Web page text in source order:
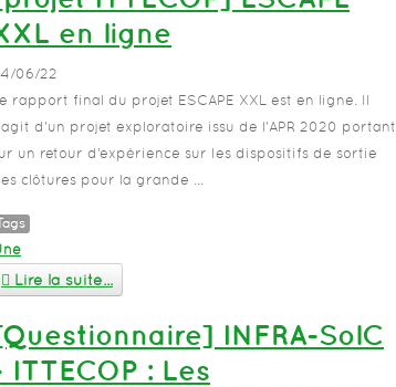
en ligne
06/22
rapport final du projet ESCAPE XXL est en ligne. Il
d'un projet exploratoire issu de l'APR 2020 portant
un retour d’expérience sur les dispositifs de sortie
clôtures pour la grande ...
Lire la suite...
INFRA-SolC
ITTECOP : Les